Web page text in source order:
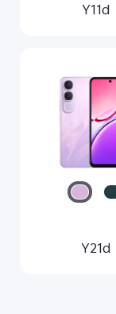
Y11d
Y21d